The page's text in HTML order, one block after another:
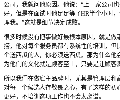
公司，我就问他原因。他说：“上一家公司
好，但是在面试时他足足等了HR半个小时
理我。”这就是细节决定成败。
很多时候没有把事做好最根本原因，就是做
捞，他对每个服务员都有系统性的培训，但
个送西瓜的人，你必须送西瓜。那为什么他
为他们的文化就是顾客至上，只要是让顾客
所以我们在做雇主品牌时，尤其是管理层和
对每一个候选人存敬畏之心，有了这样的初
更好，不培训这项工作也不会太离谱。